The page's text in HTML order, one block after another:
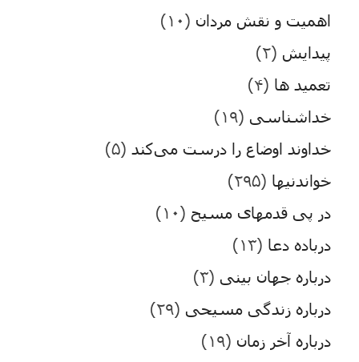
اهمیت و نقش مردان (۱۰)
پیدایش (۲)
تعمید ها (۴)
خداشناسی (۱۹)
خداوند اوضاع را درست می‌کند (۵)
خواندنیها (۲۹۵)
در پی قدمهای مسیح (۱۰)
درباده دعا (۱۳)
درباره جهان بینی (۳)
درباره زندگی مسیحی (۲۹)
درباره آخر زمان (۱۹)